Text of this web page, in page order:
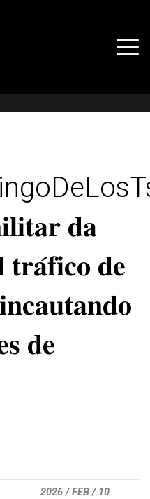
𝐝𝐚
𝐝𝐞
𝐝𝐞
2026 / FEB / 10